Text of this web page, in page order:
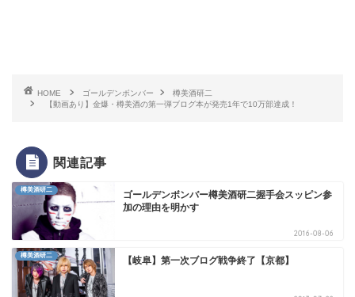
HOME ゴールデンボンバー
樽美酒研二
【動画あり】金爆・樽美酒の第一弾ブログ本が発売1年で10万部達成！
関連記事
樽美酒研二
ゴールデンボンバー樽美酒研二握手会スッピン参
加の理由を明かす
2016-08-06
樽美酒研二 【岐阜】第一次ブログ戦争終了【京都】